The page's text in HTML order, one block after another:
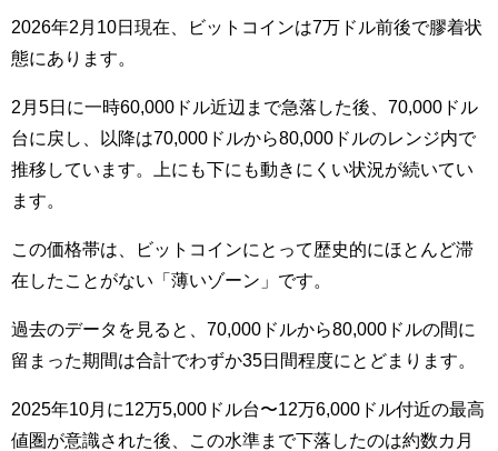
2026年2月10日現在、ビットコインは7万ドル前後で膠着状
態にあります。
2月5日に一時60,000ドル近辺まで急落した後、70,000ドル
台に戻し、以降は70,000ドルから80,000ドルのレンジ内で
推移しています。上にも下にも動きにくい状況が続いてい
ます。
この価格帯は、ビットコインにとって歴史的にほとんど滞
在したことがない「薄いゾーン」です。
過去のデータを見ると、70,000ドルから80,000ドルの間に
留まった期間は合計でわずか35日間程度にとどまります。
2025年10月に12万5,000ドル台〜12万6,000ドル付近の最高
値圏が意識された後、この水準まで下落したのは約数カ月